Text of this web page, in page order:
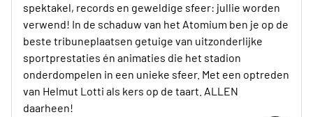
spektakel, records en geweldige sfeer: jullie worden
verwend! In de schaduw van het Atomium ben je op de
beste tribuneplaatsen getuige van uitzonderlijke
sportprestaties én animaties die het stadion
onderdompelen in een unieke sfeer. Met een optreden
van Helmut Lotti als kers op de taart. ALLEN
daarheen!